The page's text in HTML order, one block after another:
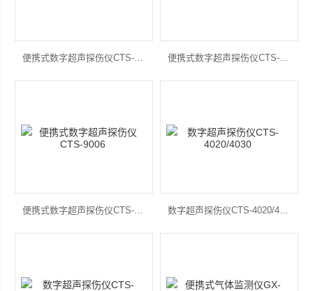
便携式数字超声探伤仪CTS-9009 便携式数字超声探伤仪CTS-9008
便携式数字超声探伤仪CTS-9006 数字超声探伤仪CTS-4020/4030